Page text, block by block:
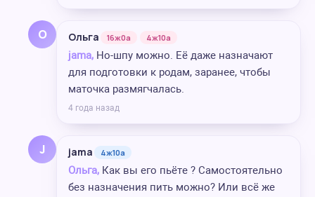
О Ольга 16ж0а 4ж10а
jama, Но-шпу можно. Её даже назначают
для подготовки к родам, заранее, чтобы
маточка размягчалась.
4 года назад
J jama 4ж10а
Ольга, Как вы его пьёте ? Самостоятельно
без назначения пить можно? Или всё же